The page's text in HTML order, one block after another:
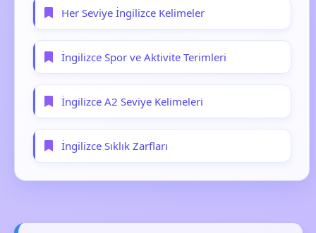
Her Seviye İngilizce Kelimeler
İngilizce Spor ve Aktivite Terimleri
İngilizce A2 Seviye Kelimeleri
İngilizce Sıklık Zarfları